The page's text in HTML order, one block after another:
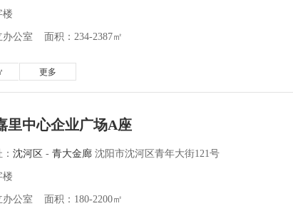
楼
办公室 面积：234-2387㎡
更多
里中心企业广场A座
沈河区 - 青大金廊 沈阳市沈河区青年大街121号
楼
办公室 面积：180-2200㎡